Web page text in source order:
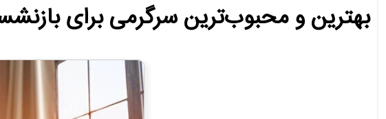
بهترین و محبوب‌ترین سرگرمی برای